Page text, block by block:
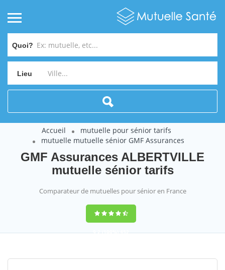
Quoi?
Lieu
Accueil
mutuelle pour sénior tarifs
mutuelle mutuelle sénior GMF Assurances
GMF Assurances ALBERTVILLE
mutuelle sénior tarifs
Comparateur de mutuelles pour sénior en France
9,2(100%)452